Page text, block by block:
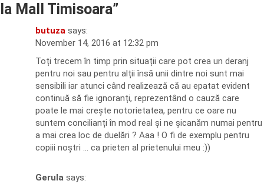
la Mall Timisoara”
butuza says:
November 14, 2016 at 12:32 pm
Toți trecem în timp prin situații care pot crea un deranj
pentru noi sau pentru alții însă unii dintre noi sunt mai
sensibili iar atunci când realizează că au epatat evident
continuă să fie ignoranți, reprezentând o cauză care
poate le mai crește notorietatea, pentru ce oare nu
suntem concilianți în mod real și ne șicanăm numai pentru
a mai crea loc de duelări ? Aaa ! O fi de exemplu pentru
copiii noștri … ca prieten al prietenului meu :))
Gerula says: